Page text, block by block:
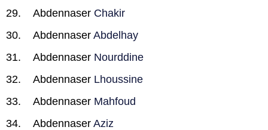
Abdennaser Chakir
Abdennaser Abdelhay
Abdennaser Nourddine
Abdennaser Lhoussine
Abdennaser Mahfoud
Abdennaser Aziz